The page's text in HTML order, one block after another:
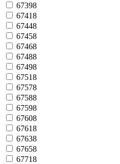
67398
67418
67448
67458
67468
67488
67498
67518
67578
67588
67598
67608
67618
67638
67658
67718